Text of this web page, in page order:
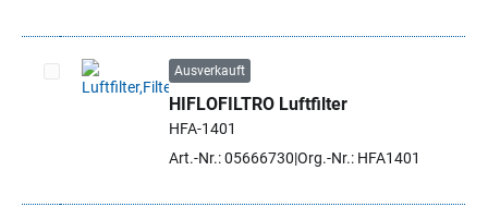
Artikel auswählen
Ausverkauft
HIFLOFILTRO Luftfilter
HFA-1401
Art.-Nr.: 05666730 Org.-Nr.: HFA1401